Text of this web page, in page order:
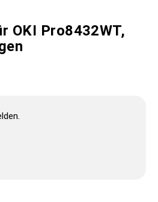
OKI Pro8432WT,